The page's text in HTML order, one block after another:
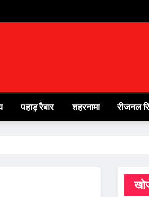
पहाड़ रैबार शहरनामा रीजनल